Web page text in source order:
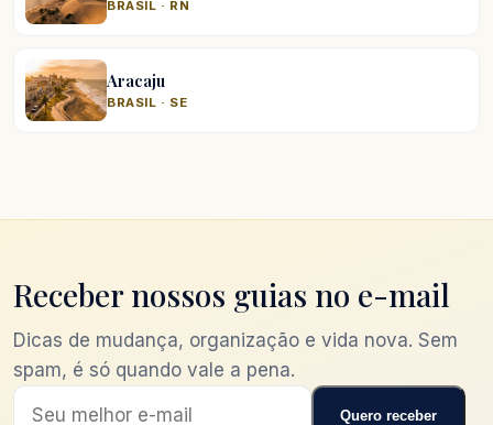
BRASIL · RN
Aracaju
BRASIL · SE
Receber nossos guias no e-mail
Dicas de mudança, organização e vida nova. Sem
spam, é só quando vale a pena.
Quero receber